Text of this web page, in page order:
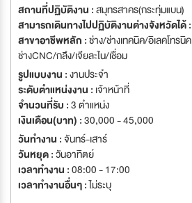
สถานที่ปฏิบัติงาน :สมุทรสาคร(กระทุ่มแบน)
สามารถเดินทางไปปฏิบัติงานต่างจังหวัดได้ :
สาขาอาชีพหลัก :ช่าง/ช่างเทคนิค/อิเลคโทรนิค
ช่างCNC/กลึง/เจียละไน/เชื่อม
รูปแบบงาน :งานประจำ
ระดับตำแหน่งงาน : เจ้าหน้าที่
จำนวนที่รับ :3 ตำแหน่ง
เงินเดือน(บาท) :30,000 - 45,000
วันทำงาน :จันทร์-เสาร์
วันหยุด :วันอาทิตย์
เวลาทำงาน :08:00 - 17:00
เวลาทำงานอื่นๆ :ไม่ระบุ